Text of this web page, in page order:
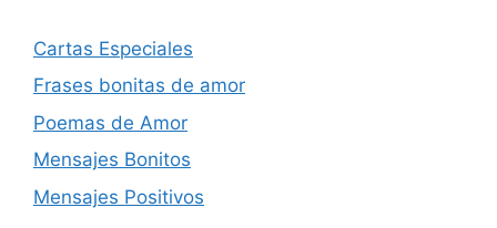
Cartas Especiales
Frases bonitas de amor
Poemas de Amor
Mensajes Bonitos
Mensajes Positivos